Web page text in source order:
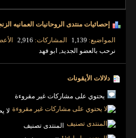
إحصائيات منتدى الروحانيات العمانيه الزنجباريه شيخ عماني
المواضيع 1,139 المشاركات 2,916
نرحب بالعضو الجديد, ابو فهد
دلالات الأيقونات
يحتوي على مشاركات غير مقروءة
لا
المنتدى تصنيف